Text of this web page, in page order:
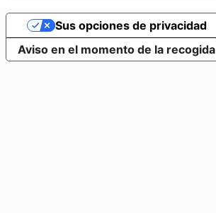
Aviso en el momento de la recogida
Sus opciones de privacidad